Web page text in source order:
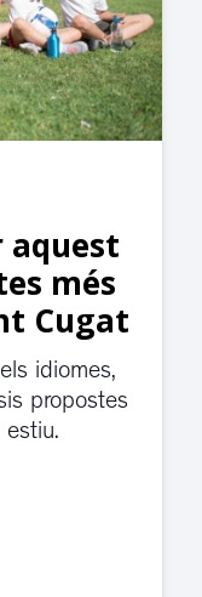
als
fins
per una
i el jutjat de
s'han